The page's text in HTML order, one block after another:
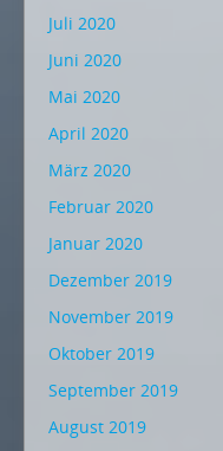
Juli 2020
Juni 2020
Mai 2020
April 2020
März 2020
Februar 2020
Januar 2020
Dezember 2019
November 2019
Oktober 2019
September 2019
August 2019